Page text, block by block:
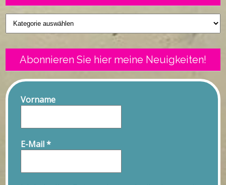
Geschriebenes
Abonnieren Sie hier meine Neuigkeiten!
Vorname
E-Mail*